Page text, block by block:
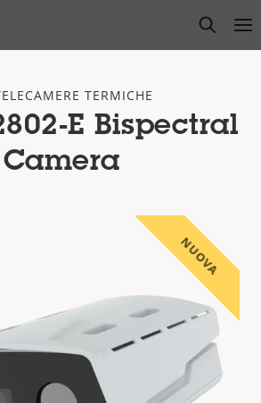
open
TERMICHE
E Bispectral
Camera
NUOVA